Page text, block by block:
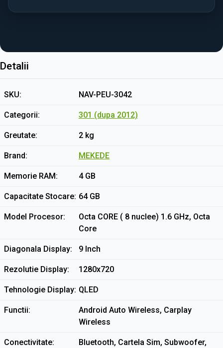
Detalii
SKU NAV-PEU-3042
Categorii 301 (dupa 2012)
Greutate 2 kg
Brand MEKEDE
Memorie RAM 4 GB
Capacitate Stocare 64 GB
Model Procesor
Octa CORE ( 8 nuclee) 1.6 GHz, Octa
Core
Diagonala Display 9 Inch
Rezolutie Display 1280x720
Tehnologie Display QLED
Functii
Android Auto Wireless, Carplay
Wireless
Conectivitate
Bluetooth, Cartela Sim, Subwoofer,